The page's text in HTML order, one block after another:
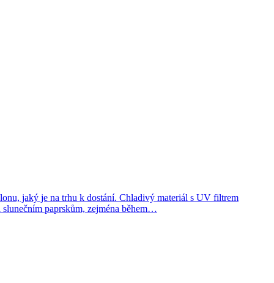
jaký je na trhu k dostání. Chladivý materiál s UV filtrem
paprskům, zejména během…